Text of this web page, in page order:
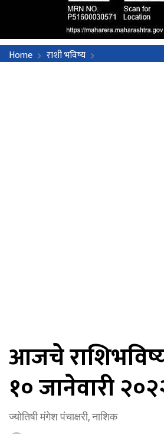
Home राशी भविष्य
आजचे
१० जानेवारी
ज्योतिषी मंगेश पंचाक्षरी, नाशिक